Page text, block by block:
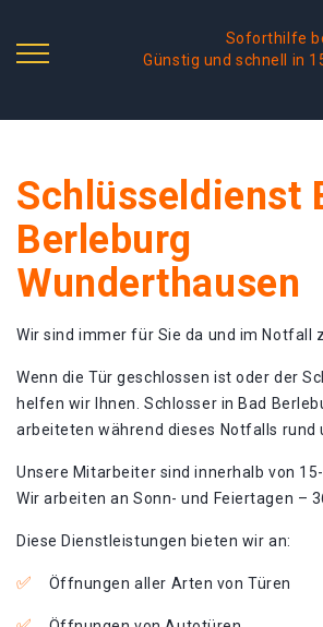
Soforthilfe
Günstig und schnell in
Schlüsseldienst
Berleburg
Wunderthausen
Wir sind immer für Sie da und im Notfall
Wenn die Tür geschlossen ist oder der
helfen wir Ihnen. Schlosser in Bad
arbeiteten während dieses Notfalls rund
Unsere Mitarbeiter sind innerhalb von
Wir arbeiten an Sonn- und Feiertagen –
Diese Dienstleistungen bieten wir an:
Öffnungen aller Arten von Türen